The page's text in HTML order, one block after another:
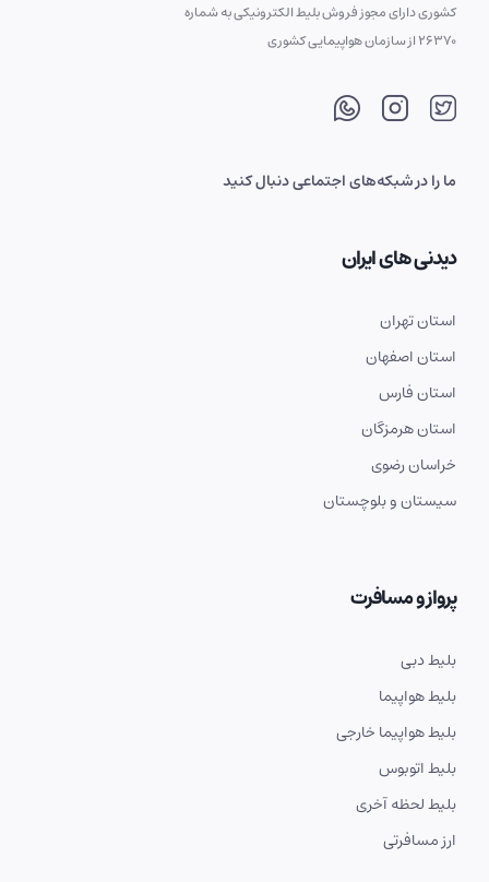
کشوری دارای مجوز فروش بلیط الکترونیکی به شماره
26370 از سازمان هواپیمایی کشوری
ما را در شبکه‌های اجتماعی دنبال کنید
دیدنی های ایران
استان تهران
استان اصفهان
استان فارس
استان هرمزگان
خراسان رضوی
سیستان و بلوچستان
پرواز و مسافرت
بلیط دبی
بلیط هواپیما
بلیط هواپیما خارجی
بلیط اتوبوس
بلیط لحظه آخری
ارز مسافرتی